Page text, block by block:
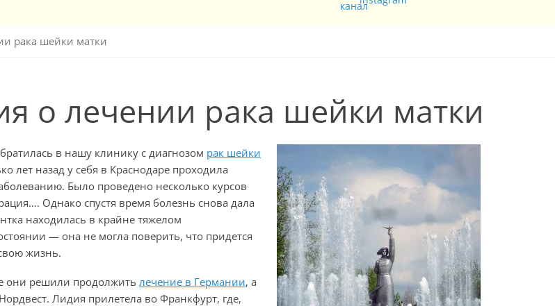
рака шейки матки
о лечении рака шейки матки
в нашу клинику с диагнозом рак шейки
лет назад у себя в Краснодаре проходила
Было проведено несколько курсов
Однако спустя время болезнь снова дала
находилась в крайне тяжелом
— она не могла поверить, что придется
жизнь.
они решили продолжить лечение в Германии, а
Лидия прилетела во Франкфурт, где,